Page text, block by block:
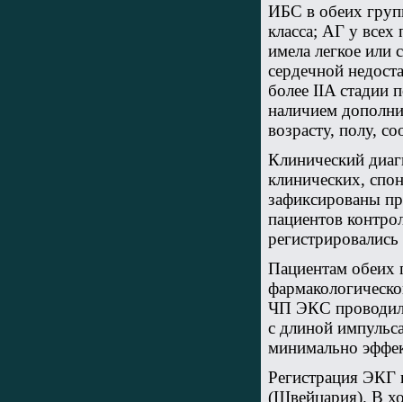
ИБС в обеих
класса; АГ у
имела легкое или
сердечной
более IIA стадии
наличием
возрасту, полу,
Клинический
клинических,
зафиксированы
пациентов
Пациентам
ЧП ЭКС
с длиной
минимально
Регистрация ЭКГ
(Швейцария). В